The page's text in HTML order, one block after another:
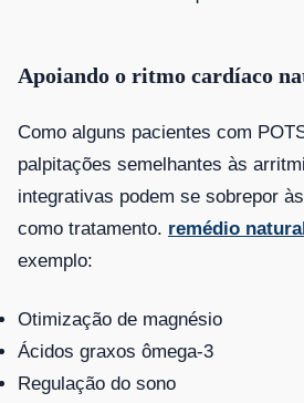
Apoiando o ritmo cardíaco
Como alguns pacientes com
palpitações semelhantes às
integrativas podem se sobrepor
como tratamento. remédio
exemplo:
Otimização de magnésio
Ácidos graxos ômega-3
Regulação do sono